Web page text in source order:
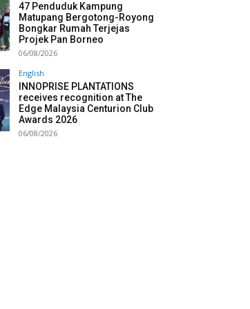
47 Penduduk Kampung
Matupang Bergotong-Royong
Bongkar Rumah Terjejas
Projek Pan Borneo
06/08/2026
English
INNOPRISE PLANTATIONS
receives recognition at The
Edge Malaysia Centurion Club
Awards 2026
06/08/2026